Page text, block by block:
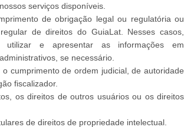
serviços disponíveis.
de obrigação legal ou regulatória ou
de direitos do GuiaLat. Nesses casos,
utilizar e apresentar as informações em
se necessário.
o cumprimento de ordem judicial, de autoridade
fiscalizador.
os direitos de outros usuários ou os direitos
de direitos de propriedade intelectual.